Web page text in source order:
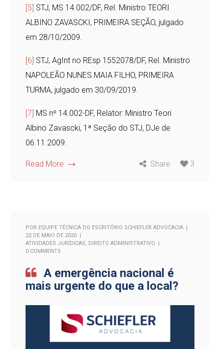
[5] STJ, MS 14.002/DF, Rel. Ministro TEORI
ALBINO ZAVASCKI, PRIMEIRA SEÇÃO, julgado
em 28/10/2009.
[6] STJ, AgInt no REsp 1552078/DF, Rel. Ministro
NAPOLEÃO NUNES MAIA FILHO, PRIMEIRA
TURMA, julgado em 30/09/2019.
[7] MS nº 14.002-DF, Relator: Ministro Teori
Albino Zavascki, 1ª Seção do STJ, DJe de
06.11.2009.
Read More Share 3
POR EQUIPE TÉCNICA DO ESCRITÓRIO SCHIEFLER ADVOCACIA
22 DE MAIO DE 2020
ATIVIDADES JURÍDICAS, DIREITO ADMINISTRATIVO
0 COMMENTS
A emergência nacional é
mais urgente do que a local?